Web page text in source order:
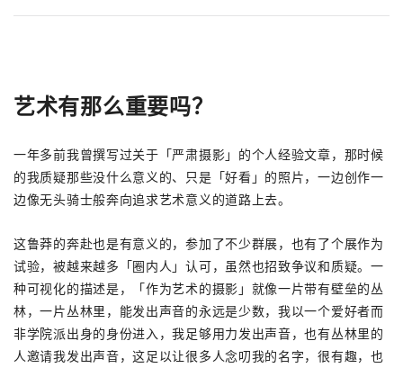
艺术有那么重要吗？
一年多前我曾撰写过关于「严肃摄影」的个人经验文章，那时候
的我质疑那些没什么意义的、只是「好看」的照片，一边创作一
边像无头骑士般奔向追求艺术意义的道路上去。
这鲁莽的奔赴也是有意义的，参加了不少群展，也有了个展作为
试验，被越来越多「圈内人」认可，虽然也招致争议和质疑。一
种可视化的描述是，「作为艺术的摄影」就像一片带有壁垒的丛
林，一片丛林里，能发出声音的永远是少数，我以一个爱好者而
非学院派出身的身份进入，我足够用力发出声音，也有丛林里的
人邀请我发出声音，这足以让很多人念叨我的名字，很有趣，也